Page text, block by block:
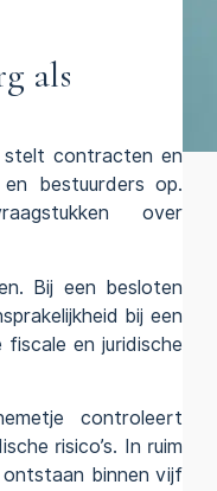
als
stelt contracten en
en bestuurders op.
over
Bij een besloten
bij een
en juridische
controleert
risico’s. In ruim
ontstaan binnen vijf